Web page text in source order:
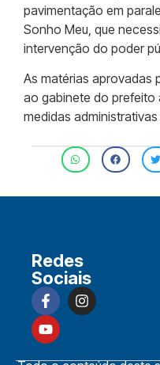
pavimentação em
Sonho Meu, que
intervenção do poder
As matérias aprovadas
ao gabinete do prefeito
medidas
Redes
Sociais